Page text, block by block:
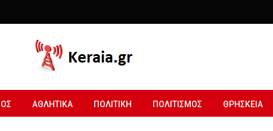
ΑΘΛΗΤΙΚΑ ΠΟΛΙΤΙΚΗ ΠΟΛΙΤΙΣΜΟΣ ΘΡΗΣΚΕΙΑ